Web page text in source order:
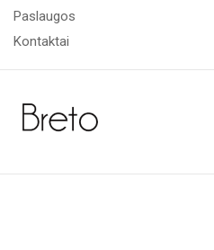
Paslaugos
Kontaktai